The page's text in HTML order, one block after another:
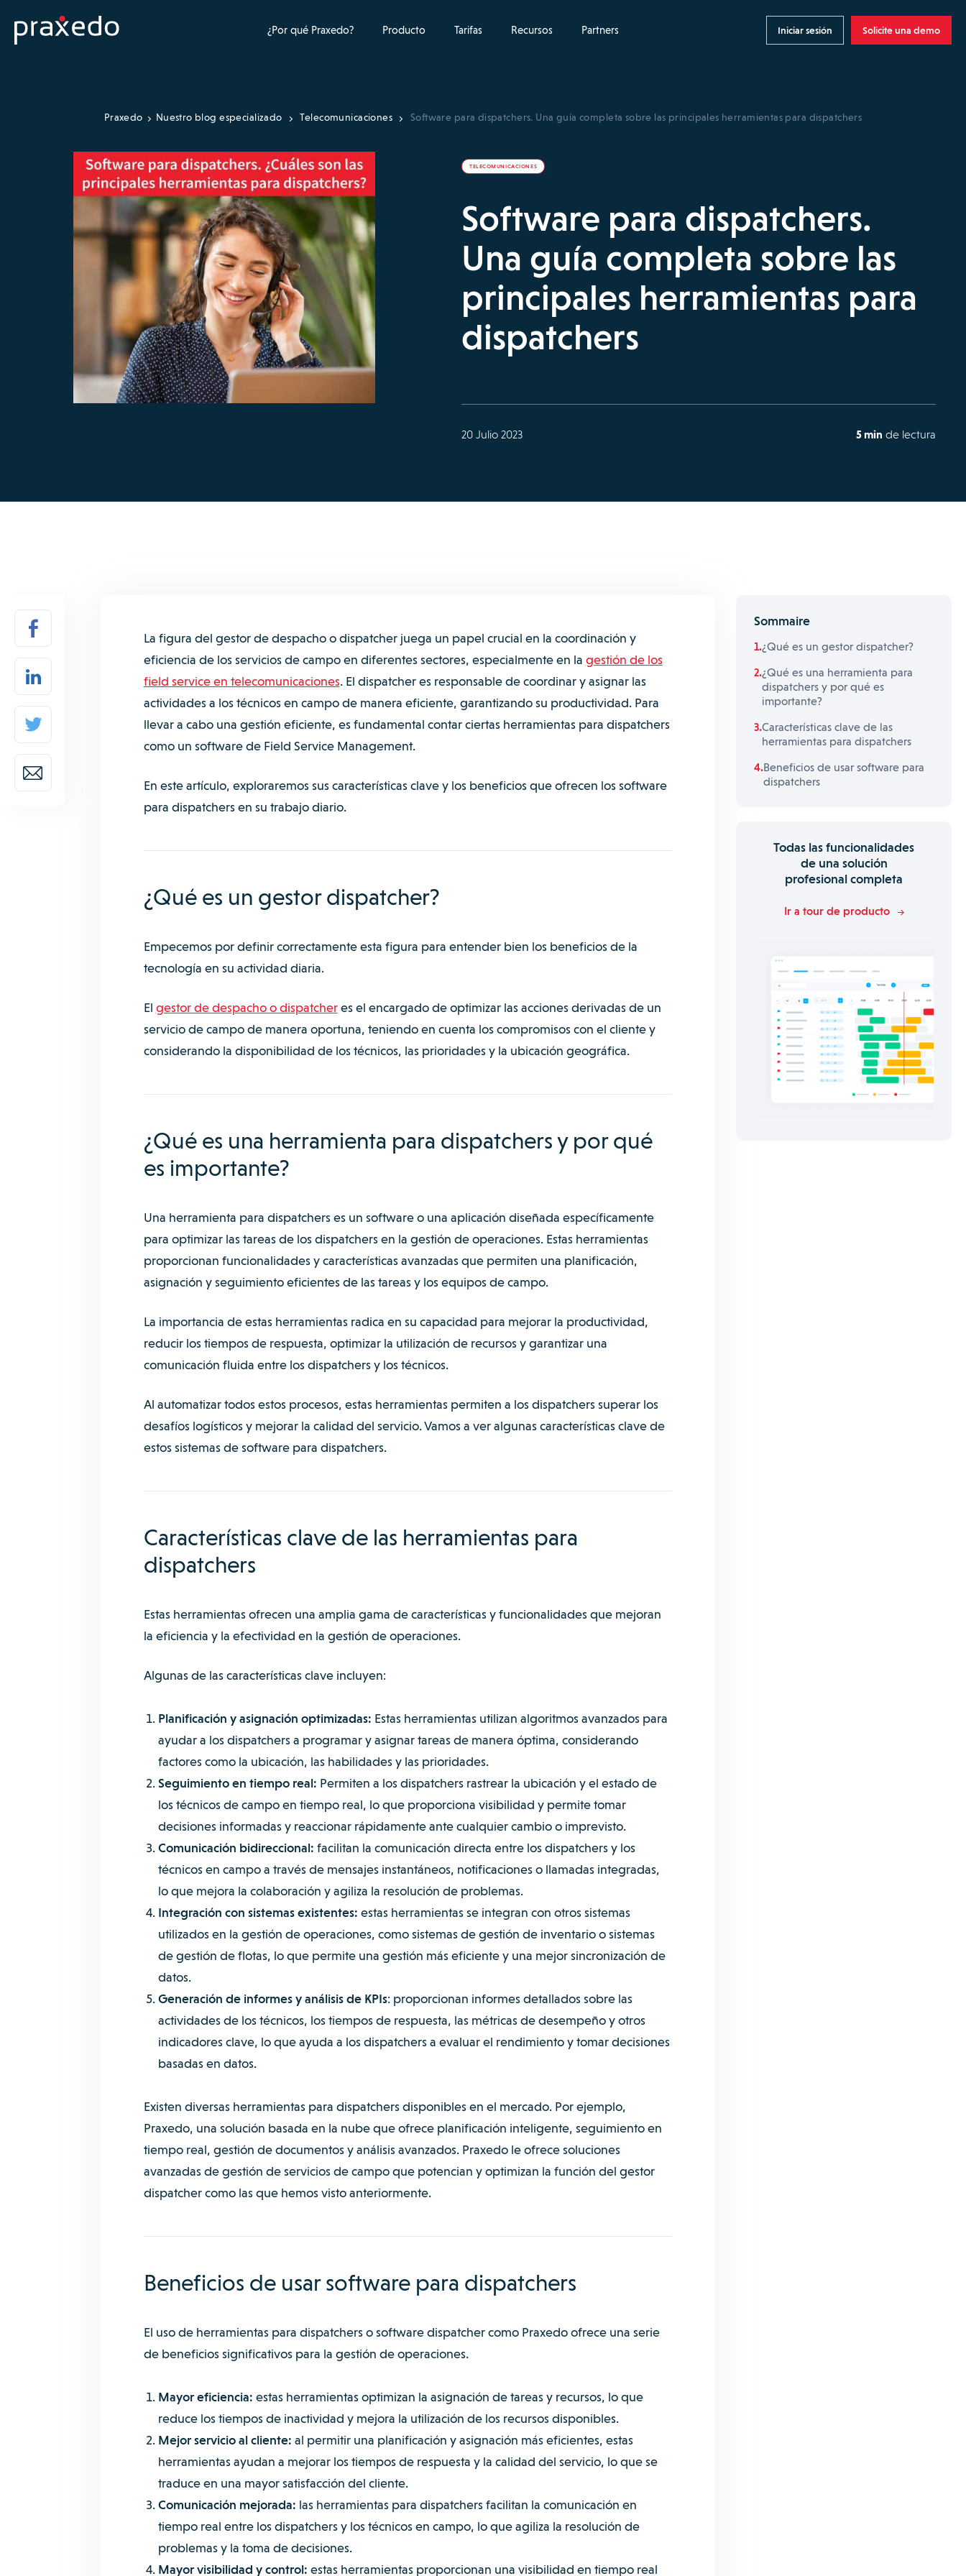
¿Por qué Praxedo? Producto Tarifas Recursos Partners Iniciar sesión Solicite una demo
Praxedo Nuestro blog especializado Telecomunicaciones Software para dispatchers. Una guía completa sobre las principales herramientas para dispatchers
TELECOMUNICACIONES
Software para dispatchers.
Una guía completa sobre las
principales herramientas para
dispatchers
20 Julio 2023 5 min de lectura
La figura del gestor de despacho odispatcherjuega un papel crucial en la coordinación y
eficiencia de los servicios de campo en diferentes sectores, especialmente en la gestión de los
field service en telecomunicaciones. El dispatcher es responsable de coordinar y asignar las
actividades a los técnicos en campo de manera eficiente, garantizando su productividad. Para
llevar a cabo una gestión eficiente, es fundamental contar ciertas herramientas para dispatchers
como un software de Field Service Management.
En este artículo, exploraremos sus características clave y los beneficios que ofrecen los software
para dispatchers en su trabajo diario.
¿Qué es un gestor dispatcher?
Empecemos por definir correctamente esta figura para entender bien los beneficios de la
tecnología en su actividad diaria.
El gestor de despacho o dispatcheres el encargado de optimizar las acciones derivadas de un
servicio de campo de manera oportuna, teniendo en cuenta los compromisos con el cliente y
considerando la disponibilidad de los técnicos, las prioridades y la ubicación geográfica.
¿Qué es una herramienta para dispatchers y por qué
es importante?
Una herramienta para dispatchers es un software o una aplicación diseñada específicamente
para optimizar las tareas de los dispatchers en la gestión de operaciones. Estas herramientas
proporcionan funcionalidades y características avanzadas que permiten una planificación,
asignación y seguimiento eficientes de las tareas y los equipos de campo.
La importancia de estas herramientas radica en su capacidad para mejorar la productividad,
reducir los tiempos de respuesta, optimizar la utilización de recursos y garantizar una
comunicación fluida entre los dispatchers y los técnicos.
Al automatizar todos estos procesos, estas herramientas permiten a los dispatchers superar los
desafíos logísticos y mejorar la calidad del servicio. Vamos a ver algunas características clave de
estos sistemas de software para dispatchers.
Características clave de las herramientas para
dispatchers
Estas herramientas ofrecen una amplia gama de características y funcionalidades que mejoran
la eficiencia y la efectividad en la gestión de operaciones.
Algunas de las características clave incluyen:
Planificación y asignación optimizadas: Estas herramientas utilizan algoritmos avanzados para
ayudar a los dispatchers a programar y asignar tareas de manera óptima, considerando
factores como la ubicación, las habilidades y las prioridades.
Seguimiento en tiempo real: Permiten a los dispatchers rastrear la ubicación y el estado de
los técnicos de campo en tiempo real, lo que proporciona visibilidad y permite tomar
decisiones informadas y reaccionar rápidamente ante cualquier cambio o imprevisto.
Comunicación bidireccional: facilitan la comunicación directa entre los dispatchers y los
técnicos en campo a través de mensajes instantáneos, notificaciones o llamadas integradas,
lo que mejora la colaboración y agiliza la resolución de problemas.
Integración con sistemas existentes: estas herramientas se integran con otros sistemas
utilizados en la gestión de operaciones, como sistemas de gestión de inventario o sistemas
de gestión de flotas, lo que permite una gestión más eficiente y una mejor sincronización de
datos.
Generación de informes y análisis de KPIs: proporcionan informes detallados sobre las
actividades de los técnicos, los tiempos de respuesta, las métricas de desempeño y otros
indicadores clave, lo que ayuda a los dispatchers a evaluar el rendimiento y tomar decisiones
basadas en datos.
Existen diversas herramientas para dispatchers disponibles en el mercado. Por ejemplo,
Praxedo, una solución basada en la nube que ofrece planificación inteligente, seguimiento en
tiempo real, gestión de documentos y análisis avanzados. Praxedo le ofrece soluciones
avanzadas de gestión de servicios de campo que potencian y optimizan la función del gestor
dispatcher como las que hemos visto anteriormente.
Beneficios de usar software para dispatchers
El uso de herramientas para dispatchers o software dispatcher como Praxedo ofrece una serie
de beneficios significativos para la gestión de operaciones.
Mayor eficiencia: estas herramientas optimizan la asignación de tareas y recursos, lo que
reduce los tiempos de inactividad y mejora la utilización de los recursos disponibles.
Mejor servicio al cliente: al permitir una planificación y asignación más eficientes, estas
herramientas ayudan a mejorar los tiempos de respuesta y la calidad del servicio, lo que se
traduce en una mayor satisfacción del cliente.
Comunicación mejorada: las herramientas para dispatchers facilitan la comunicación en
tiempo real entre los dispatchers y los técnicos en campo, lo que agiliza la resolución de
problemas y la toma de decisiones.
Mayor visibilidad y control: estas herramientas proporcionan una visibilidad en tiempo real
Sommaire
¿Qué es un gestor dispatcher?
¿Qué es una herramienta para
dispatchers y por qué es
importante?
Características clave de las
herramientas para dispatchers
Beneficios de usar software para
dispatchers
Todas las funcionalidades
de una solución
profesional completa
Ir a tour de producto